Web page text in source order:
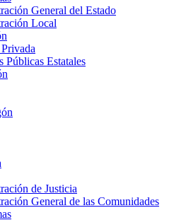
General del Estado
Local
Públicas Estatales
de Justicia
General de las Comunidades